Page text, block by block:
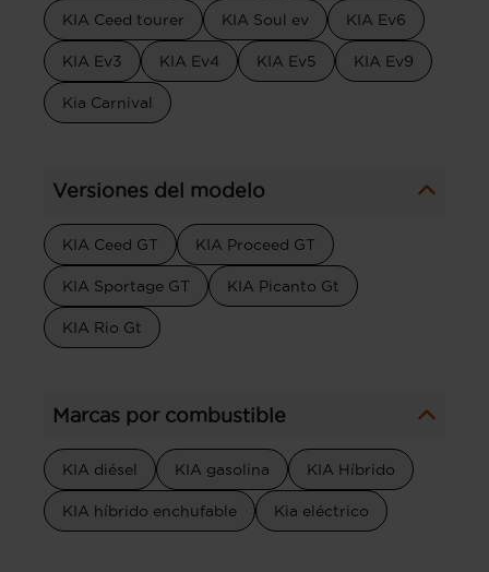
KIA Ceed tourer KIA Soul ev KIA Ev6
KIA Ev3 KIA Ev4 KIA Ev5 KIA Ev9
Kia Carnival
Versiones del modelo
KIA Ceed GT KIA Proceed GT
KIA Sportage GT KIA Picanto Gt
KIA Rio Gt
Marcas por combustible
KIA diésel KIA gasolina KIA Híbrido
KIA híbrido enchufable Kia eléctrico